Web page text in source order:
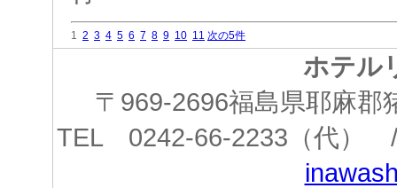
1 2 3 4 5 6 7 8 9 10 11 次の5件
ホテル
〒969-2696福島県耶麻
TEL 0242-66-2233（代